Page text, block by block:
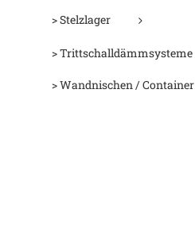
> Stelzlager
> Trittschalldämmsysteme
> Wandnischen / Container